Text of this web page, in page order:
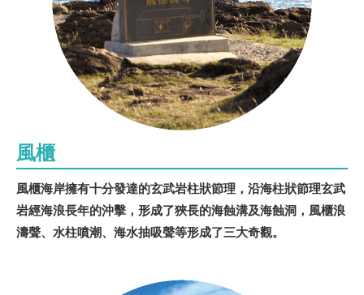
風櫃
風櫃海岸擁有十分發達的玄武岩柱狀節理，沿海柱狀節理玄武
岩經海浪長年的沖擊，形成了狹長的海蝕溝及海蝕洞，風櫃浪
濤聲、水柱噴潮、海水抽吸聲等形成了三大奇觀。